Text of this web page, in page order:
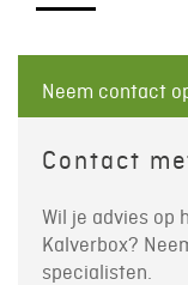
Neem contact
Contact
Wil je advies op
Kalverbox?
specialisten.